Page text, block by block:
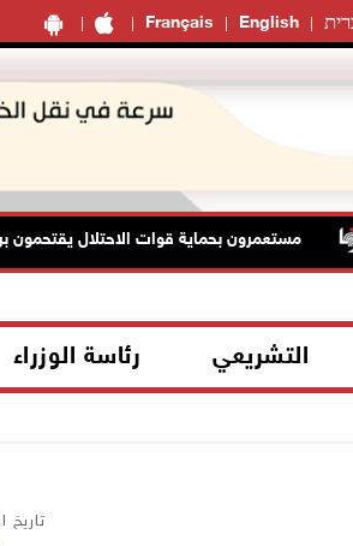
Français English
مستعمرون بحماية قوات الاحتلال يقتحمون
التشريعي رئاسة الوزراء
تاريخ النشر: 22/